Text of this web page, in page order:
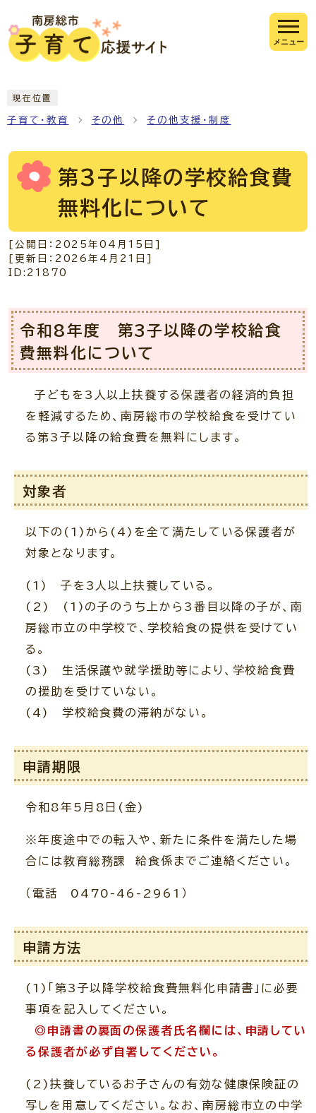
メニュー
現在位置
子育て・教育 その他 その他支援・制度
第3子以降の学校給食費
無料化について
[公開日： 2025年04月15日 ]
[更新日： 2026年4月21日 ]
ID:21870
令和8年度 第3子以降の学校給食
費無料化について
子どもを3人以上扶養する保護者の経済的負担
を軽減するため、南房総市の学校給食を受けてい
る第3子以降の給食費を無料にします。
対象者
以下の(1)から(4)を全て満たしている保護者が
対象となります。
(1) 子を3人以上扶養している。
(2) (1)の子のうち上から3番目以降の子が、南
房総市立の中学校で、学校給食の提供を受けてい
る。
(3) 生活保護や就学援助等により、学校給食費
の援助を受けていない。
(4) 学校給食費の滞納がない。
申請期限
令和8年5月8日(金)
※年度途中での転入や、新たに条件を満たした場
合には教育総務課 給食係までご連絡ください。
（電話 0470-46-2961）
申請方法
(1)「第3子以降学校給食費無料化申請書」に必要
事項を記入してください。
◎申請書の裏面の保護者氏名欄には、申請してい
る保護者が必ず自署してください。
(2)扶養しているお子さんの有効な健康保険証の
写しを用意してください。なお、南房総市立の中学